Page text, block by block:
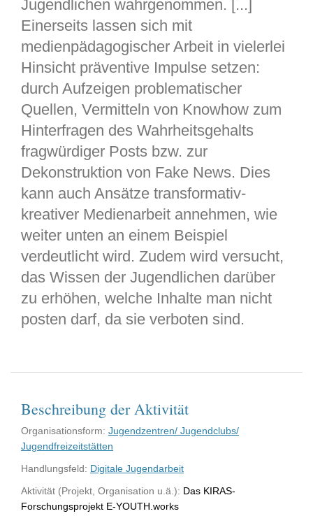
Jugendlichen wahrgenommen. [...]
Einerseits lassen sich mit
medienpädagogischer Arbeit in vielerlei
Hinsicht präventive Impulse setzen:
durch Aufzeigen problematischer
Quellen, Vermitteln von Knowhow zum
Hinterfragen des Wahrheitsgehalts
fragwürdiger Posts bzw. zur
Dekonstruktion von Fake News. Dies
kann auch Ansätze transformativ-
kreativer Medienarbeit annehmen, wie
weiter unten an einem Beispiel
verdeutlicht wird. Zudem wird versucht,
das Wissen der Jugendlichen darüber
zu erhöhen, welche Inhalte man nicht
posten darf, da sie verboten sind.
Beschreibung der Aktivität
Organisationsform: Jugendzentren/ Jugendclubs/
Jugendfreizeitstätten
Handlungsfeld: Digitale Jugendarbeit
Aktivität (Projekt, Organisation u.ä.): Das KIRAS-
Forschungsprojekt E-YOUTH.works